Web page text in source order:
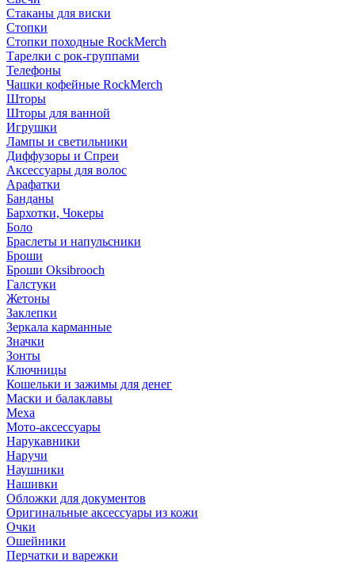
Стаканы для виски
Стопки
Стопки походные RockMerch
Тарелки с рок-группами
Телефоны
Чашки кофейные RockMerch
Шторы
Шторы для ванной
Игрушки
Лампы и светильники
Диффузоры и Спреи
Аксессуары для волос
Арафатки
Банданы
Бархотки, Чокеры
Боло
Браслеты и напульсники
Броши
Броши Oksibrooch
Галстуки
Жетоны
Заклепки
Зеркала карманные
Значки
Зонты
Ключницы
Кошельки и зажимы для денег
Маски и балаклавы
Меха
Мото-аксессуары
Нарукавники
Наручи
Наушники
Нашивки
Обложки для документов
Оригинальные аксессуары из кожи
Очки
Ошейники
Перчатки и варежки